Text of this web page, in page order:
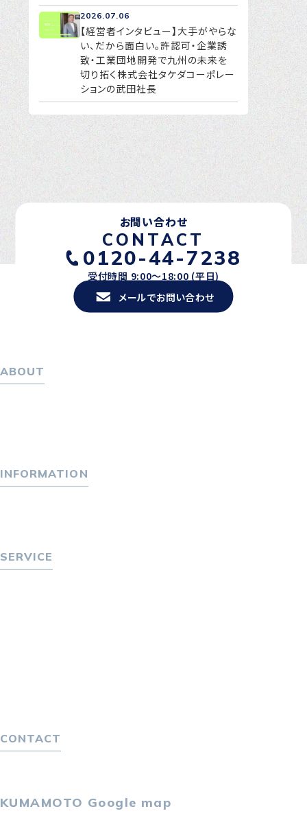
2026.07.06
【経営者インタビュー】大手がやらな
い、だから面白い。許認可・企業誘
致・工業団地開発で九州の未来を
切り拓く株式会社タケダコーポレー
ションの武田社長
お問い合わせ
CONTACT
0120-44-7238
受付時間 9:00〜18:00 (平日)
メールでお問い合わせ
KUMAMOTO Google map
ABOUT
INFORMATION
SERVICE
CONTACT